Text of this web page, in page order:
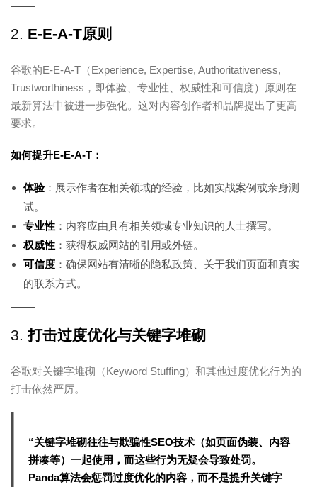
2. E-E-A-T原则
谷歌的E-E-A-T（Experience, Expertise, Authoritativeness,
Trustworthiness，即体验、专业性、权威性和可信度）原则在
最新算法中被进一步强化。这对内容创作者和品牌提出了更高
要求。
如何提升E-E-A-T：
体验：展示作者在相关领域的经验，比如实战案例或亲身测
试。
专业性 ：内容应由具有相关领域专业知识的人士撰写。
权威性 ：获得权威网站的引用或外链。
可信度 ：确保网站有清晰的隐私政策、关于我们页面和真实
的联系方式。
3.打击过度优化与关键字堆砌
谷歌对关键字堆砌（Keyword Stuffing）和其他过度优化行为的
打击依然严厉。
“关键字堆砌往往与欺骗性SEO技术（如页面伪装、内容
拼凑等）一起使用，而这些行为无疑会导致处罚。
Panda算法会惩罚过度优化的内容，而不是提升关键字